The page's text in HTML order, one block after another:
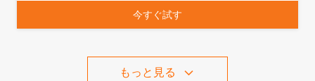
今すぐ試す
もっと見る